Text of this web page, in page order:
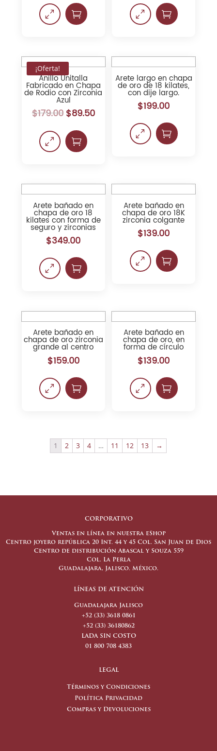
0  0 
¡Oferta!
Anillo Unitalla
Fabricado en Chapa
de Rodio con Zirconia
Azul
$179.00 $89.50
0 
Arete largo en chapa
de oro de 18 kilates,
con dije largo.
$199.00
0 
Arete bañado en
chapa de oro 18
kilates con forma de
seguro y zirconias
$349.00
0 
Arete bañado en
chapa de oro 18K
zirconia colgante
$139.00
0 
Arete bañado en
chapa de oro zirconia
grande al centro
$159.00
0 
Arete bañado en
chapa de oro, en
forma de círculo
$139.00
0 
1 2 3 4 … 11 12 13 →
CORPORATIVO
Ventas en línea en nuestra eShop
Centro joyero república 20 Int. 44 y 45 Col. San Juan de Dios
Centro de distribución Abascal y Souza 559
Col. La Perla
Guadalajara, Jalisco. México.
LÍNEAS DE ATENCIÓN
Guadalajara Jalisco
+52 (33) 3618 0861
+52 (33) 36180862
LADA SIN COSTO
01 800 708 4383
LEGAL
Términos y Condiciones
Política Privacidad
Compras y Devoluciones